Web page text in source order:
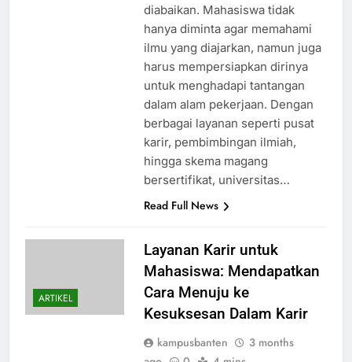
diabaikan. Mahasiswa tidak
hanya diminta agar memahami
ilmu yang diajarkan, namun juga
harus mempersiapkan dirinya
untuk menghadapi tantangan
dalam alam pekerjaan. Dengan
berbagai layanan seperti pusat
karir, pembimbingan ilmiah,
hingga skema magang
bersertifikat, universitas…
Read Full News
ARTIKEL
Layanan Karir untuk
Mahasiswa: Mendapatkan
Cara Menuju ke
Kesuksesan Dalam Karir
kampusbanten
3 months